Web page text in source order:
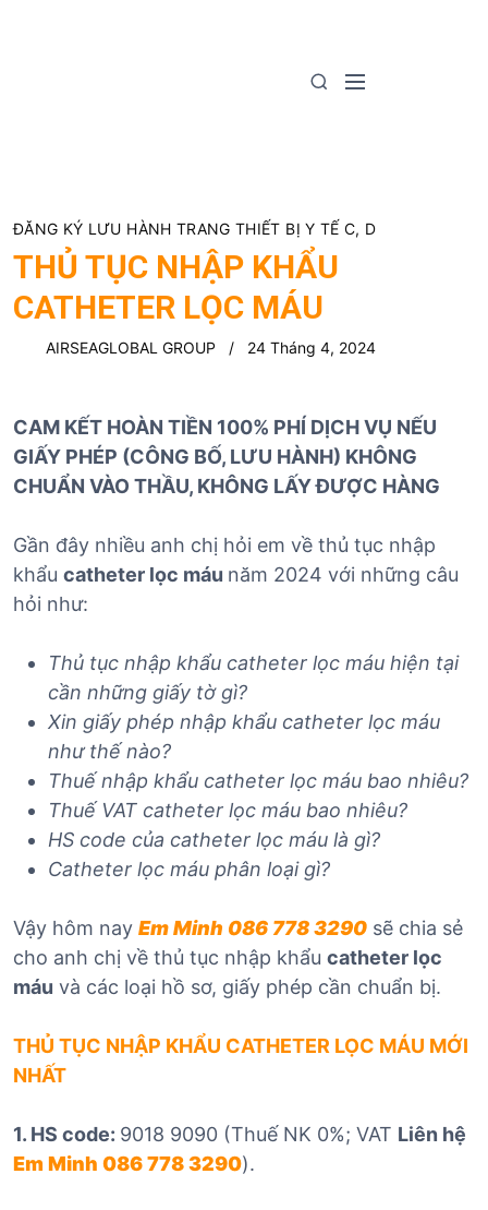
S
M
ĐĂNG KÝ LƯU HÀNH TRANG THIẾT BỊ Y TẾ C, D
THỦ TỤC NHẬP KHẨU
CATHETER LỌC MÁU
AIRSEAGLOBAL GROUP 24 Tháng 4, 2024
CAM KẾT HOÀN TIỀN 100% PHÍ DỊCH VỤ NẾU
GIẤY PHÉP (CÔNG BỐ, LƯU HÀNH) KHÔNG
CHUẨN VÀO THẦU, KHÔNG LẤY ĐƯỢC HÀNG
Gần đây nhiều anh chị hỏi em về thủ tục nhập
khẩu catheter lọc máu năm 2024 với những câu
hỏi như:
Thủ tục nhập khẩu catheter lọc máu hiện tại
cần những giấy tờ gì?
Xin giấy phép nhập khẩu catheter lọc máu
như thế nào?
Thuế nhập khẩu catheter lọc máu bao nhiêu?
Thuế VAT catheter lọc máu bao nhiêu?
HS code của catheter lọc máu là gì?
Catheter lọc máu phân loại gì?
Vậy hôm nay Em Minh 086 778 3290 sẽ chia sẻ
cho anh chị về thủ tục nhập khẩu catheter lọc
máu và các loại hồ sơ, giấy phép cần chuẩn bị.
THỦ TỤC NHẬP KHẨU CATHETER LỌC MÁU MỚI
NHẤT
1. HS code: 9018 9090 (Thuế NK 0%; VAT Liên hệ
Em Minh 086 778 3290).